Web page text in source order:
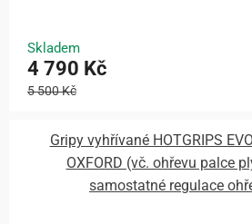
Skladem
4 790 Kč
5 500 Kč
Gripy vyhřívané HOTGRIPS
OXFORD (vč. ohřevu palce
samostatné regulace